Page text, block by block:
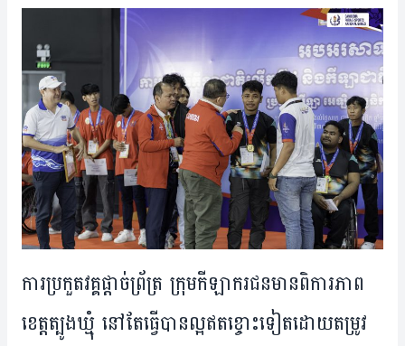
ការ​ប្រកួត​វគ្គ​ផ្តាច់​ព្រ័ត្រ ក្រុម​កីឡាករ​ជន​មាន​ពិការភាព​
ខេត្ត​ត្បូង​ឃ្មុំ នៅ​តែ​ធ្វើ​បាន​ល្អ​ឥត​ខ្ចោះ​ទៀត​ដោយ​តម្រូវ​​